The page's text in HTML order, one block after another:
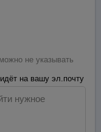
можно не указывать
на вашу эл.почту